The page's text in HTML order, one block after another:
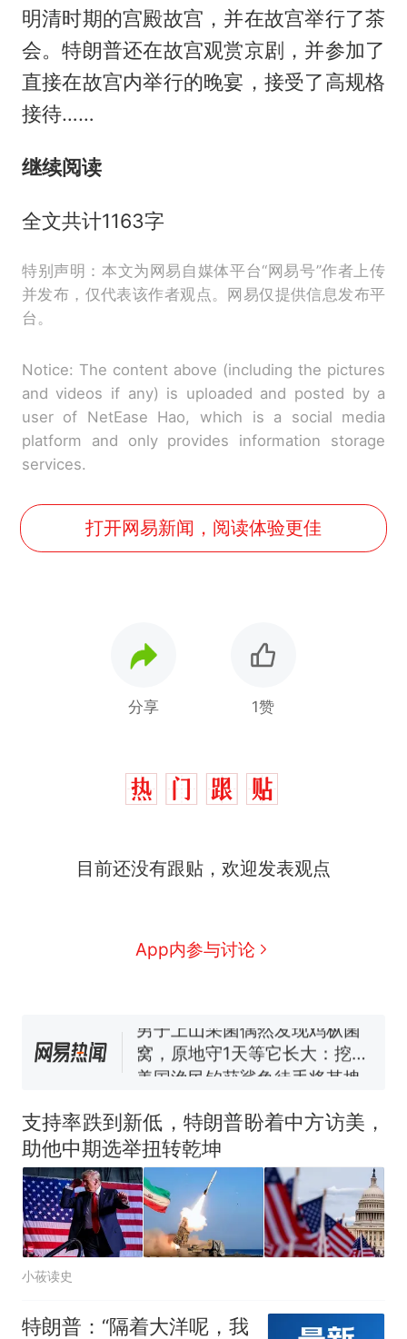
明清时期的宫殿故宫，并在故宫举行了茶
会。特朗普还在故宫观赏京剧，并参加了
直接在故宫内举行的晚宴，接受了高规格
接待……
继续阅读
全文共计1163字
特别声明：本文为网易自媒体平台“网易号”作者上传
并发布，仅代表该作者观点。网易仅提供信息发布平
台。
Notice: The content above (including the pictures
and videos if any) is uploaded and posted by a
user of NetEase Hao, which is a social media
platform and only provides information storage
services.
打开网易新闻，阅读体验更佳
分享 1赞
目前还没有跟贴，欢迎发表观点
App内参与讨论
因老师一句“跟我回家”改写了
费大厨“全国小炒肉大王”称
号，仅凭视频评出？中国烹饪
140多朵
美国渔民钓获鲨鱼徒手将其拽
回大海 目击者直呼震惊 （视频
官方通报
热 那个在床头放菜刀的女孩，
因老师一句“跟我回家”改写了
人生
支持率跌到新低，特朗普盼着中方访美，
助他中期选举扭转乾坤
小莜读史
特朗普：“隔着大洋呢，我